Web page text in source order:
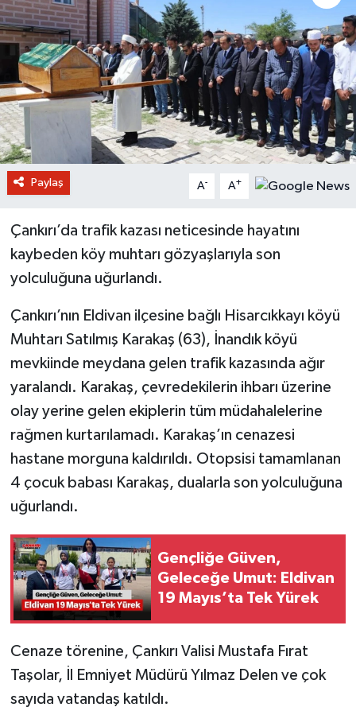
Paylaş A- A+
Çankırı’da trafik kazası neticesinde hayatını
kaybeden köy muhtarı gözyaşlarıyla son
yolculuğuna uğurlandı.
Çankırı’nın Eldivan ilçesine bağlı Hisarcıkkayı köyü
Muhtarı Satılmış Karakaş (63), İnandık köyü
mevkiinde meydana gelen trafik kazasında ağır
yaralandı. Karakaş, çevredekilerin ihbarı üzerine
olay yerine gelen ekiplerin tüm müdahalelerine
rağmen kurtarılamadı. Karakaş’ın cenazesi
hastane morguna kaldırıldı. Otopsisi tamamlanan
4 çocuk babası Karakaş, dualarla son yolculuğuna
uğurlandı.
Gençliğe Güven,
Geleceğe Umut: Eldivan
19 Mayıs’ta Tek Yürek
Cenaze törenine, Çankırı Valisi Mustafa Fırat
Taşolar, İl Emniyet Müdürü Yılmaz Delen ve çok
sayıda vatandaş katıldı.